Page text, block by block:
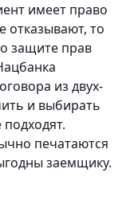
имеет право
отказывают, то
защите прав
из двух-
и выбирать
печатаются
заемщику.